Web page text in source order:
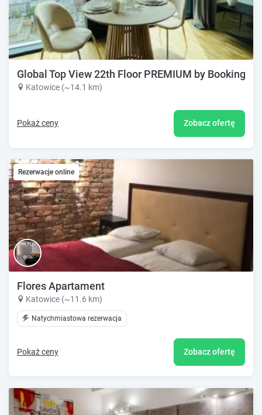
Global Top View 22th Floor PREMIUM by
Katowice (~14.1 km)
Pokaż ceny Zobacz ofertę
Rezerwacje online
Flores Apartament
Katowice (~11.6 km)
Natychmiastowa rezerwacja
Pokaż ceny Zobacz ofertę